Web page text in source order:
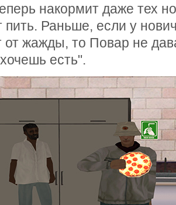
накормит даже тех
пить. Раньше, если у
от жажды, то Повар не
есть".